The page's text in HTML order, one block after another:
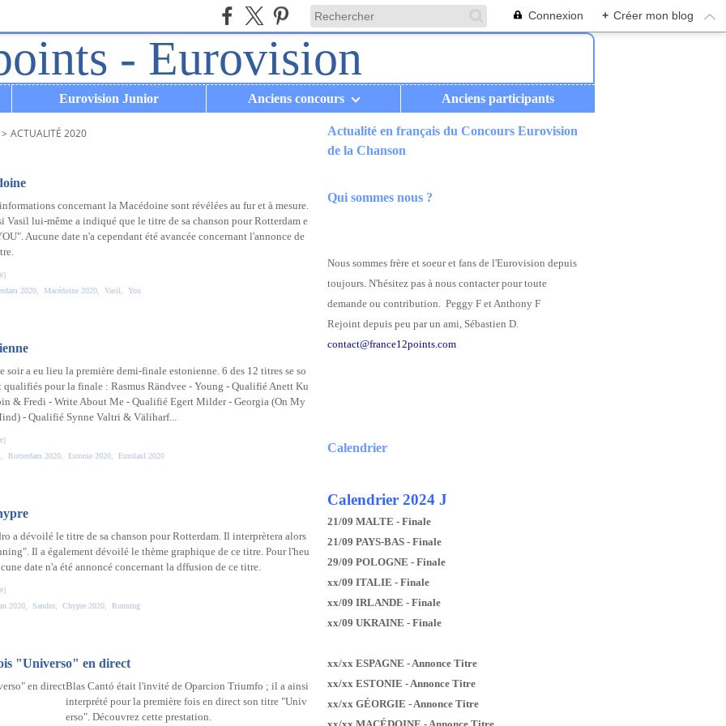
Connexion + Créer mon blog
Eurovision Junior Anciens concours Anciens participants
> ACTUALITÉ 2020
concernant la Macédoine sont révélées au fur et à mesure.
Vasil lui-même a indiqué que le titre de sa chanson pour Rotterdam e
Aucune date n'a cependant été avancée concernant l'annonce de
#]
2020
Macédoine 2020 Vasil You
soir a eu lieu la première demi-finale estonienne. 6 des 12 titres se so
qualifiés pour la finale : Rasmus Rändvee - Young - Qualifié Anett Ku
& Fredi - Write About Me - Qualifié Egert Milder - Georgia (On My
- Qualifié Synne Valtri & Väliharf...
#]
Rotterdam 2020 Estonie 2020 Eurolaul 2020
a dévoilé le titre de sa chanson pour Rotterdam. Il interprètera alors
Il a également dévoilé le thème graphique de ce titre. Pour l'heu
date n'a été annoncé concernant la dffusion de ce titre.
#]
2020
Sandro Chypre 2020 Running
"Universo" en direct
Blas Cantó était l'invité de Oparcion Triumfo ; il a ainsi
interprété pour la première fois en direct son titre "Univ
erso". Découvrez cette prestation.
Actualité en français du Concours Eurovision
de la Chanson
Qui sommes nous ?
Nous sommes frère et soeur et fans de l'Eurovision depuis
toujours. N'hésitez pas à nous contacter pour toute
demande ou contribution. Peggy F et Anthony F
Rejoint depuis peu par un ami, Sébastien D.
contact@france12points.com
Calendrier
Calendrier 2024 J
21/09 MALTE - Finale
21/09 PAYS-BAS - Finale
29/09 POLOGNE - Finale
xx/09 ITALIE - Finale
xx/09 IRLANDE - Finale
xx/09 UKRAINE - Finale
xx/xx ESPAGNE - Annonce Titre
xx/xx ESTONIE - Annonce Titre
xx/xx GÉORGIE - Annonce Titre